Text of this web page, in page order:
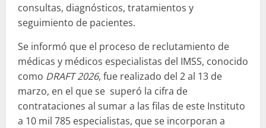
consultas, diagnósticos, tratamientos y
seguimiento de pacientes.
Se informó que el proceso de reclutamiento de
médicas y médicos especialistas del IMSS, conocido
como DRAFT 2026, fue realizado del 2 al 13 de
marzo, en el que se superó la cifra de
contrataciones al sumar a las filas de este Instituto
a 10 mil 785 especialistas, que se incorporan a